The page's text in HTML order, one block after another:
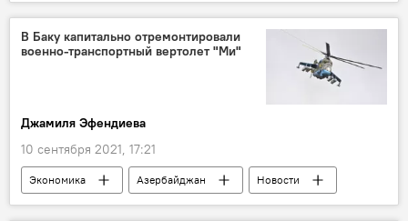
ЖИЗНЬ
Видео МУЛЬТИМЕДИА
В Баку капитально отремонтировали
военно-транспортный вертолет "Ми"
Джамиля Эфендиева
10 сентября 2021, 17:21
Экономика Азербайджан
Новости
Россия
Вертолет Ремонт